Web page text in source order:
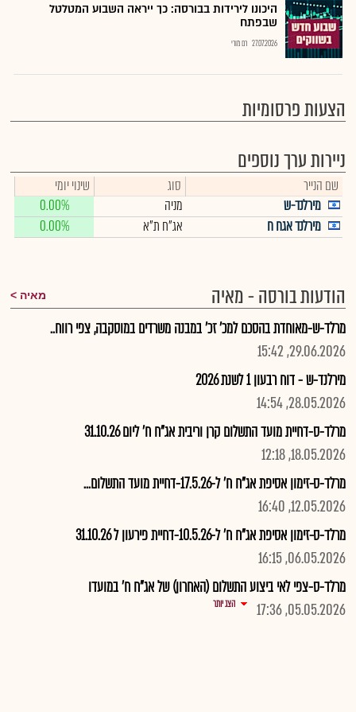
היכונו לירידות בבורסה: כך ייראה השבוע המטלטל
שבפתח
27.07.2026 רם מורי
הצעות פרסומיות
ניירות ערך נוספים
שם הנייר סוג
שינוי יומי
מירלנד-ש
מניה
0.00%
מירלנד אגח ח
אג"ח ת"א 0.00%
הודעות בורסה - מאיה מאיה
מרלד-ש-מאוחדת בהסכם למכ' זכ' במבנה משרדים במוסקבה, צפי רווח..
29.06.2026, 15:42
מירלנד-ש - דוח רבעון 1 לשנת 2026
28.05.2026, 14:54
מרלד-ס-דחיית מועד התשלום קרן וריבית אג"ח ח' ליום 31.10.26
18.05.2026, 12:18
מרלד-ס-זימון אסיפת אג"ח ח' ל-17.5.26-דחיית מועד התשלום...
12.05.2026, 16:40
מרלד-ס-זימון אסיפת אג"ח ח' ל-10.5.26-דחיית פירעון ל 31.10.26
06.05.2026, 16:15
מרלד-ס-צפי לאי ביצוע התשלום (האחרון) של אג"ח ח' במועדו
05.05.2026, 17:36
הצג יותר